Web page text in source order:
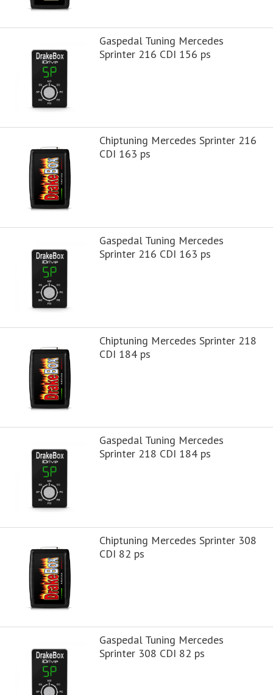
Gaspedal Tuning Mercedes
Sprinter 216 CDI 156 ps
Chiptuning Mercedes Sprinter 216
CDI 163 ps
Gaspedal Tuning Mercedes
Sprinter 216 CDI 163 ps
Chiptuning Mercedes Sprinter 218
CDI 184 ps
Gaspedal Tuning Mercedes
Sprinter 218 CDI 184 ps
Chiptuning Mercedes Sprinter 308
CDI 82 ps
Gaspedal Tuning Mercedes
Sprinter 308 CDI 82 ps